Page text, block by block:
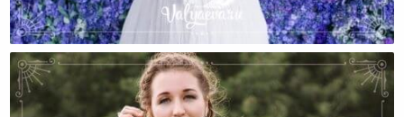
Женские Сценарии. Раздираемая Разводом
Родителей.